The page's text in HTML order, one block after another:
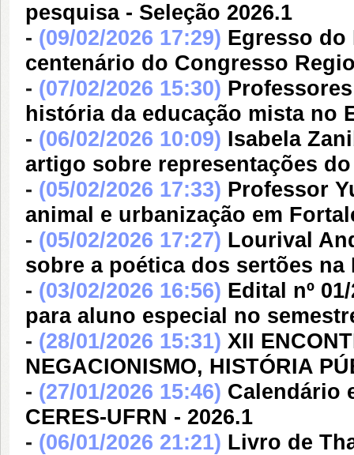
pesquisa - Seleção 2026.1
- (09/02/2026 17:29) Egresso do
centenário do Congresso
- (07/02/2026 15:30)
história da educação mista no
- (06/02/2026 10:09) Isabela
artigo sobre representações
- (05/02/2026 17:33) Professor
animal e urbanização em
- (05/02/2026 17:27) Lourival
sobre a poética dos sertões na
- (03/02/2026 16:56) Edital nº
para aluno especial no
- (28/01/2026 15:31) XII
NEGACIONISMO, HISTÓRIA
- (27/01/2026 15:46) Calendário
CERES-UFRN - 2026.1
- (06/01/2026 21:21) Livro de